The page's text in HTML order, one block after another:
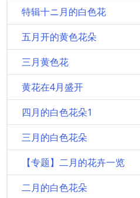
特辑十ニ月的白色花
五月开的黄色花朵
三月黄色花
黄花在4月盛开
四月的白色花朵1
三月的白色花朵
【专题】二月的花卉一览
二月的白色花朵